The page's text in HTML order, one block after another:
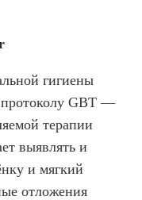
гигиены
GBT —
терапии
выявлять и
и мягкий
отложения